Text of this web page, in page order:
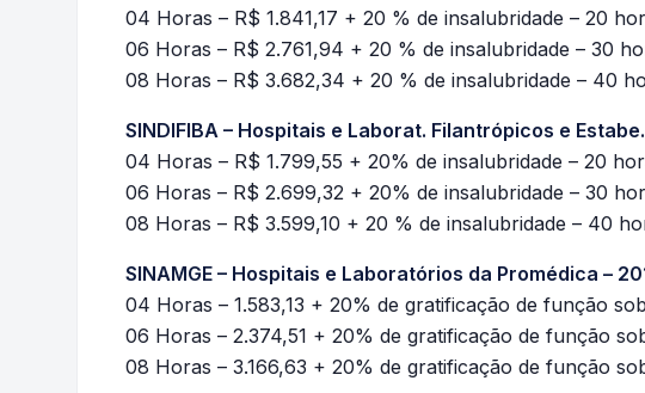
04 Horas – R$ 1.841,17 + 20 % de insalubridade – 20
06 Horas – R$ 2.761,94 + 20 % de insalubridade – 30
08 Horas – R$ 3.682,34 + 20 % de insalubridade – 40
SINDIFIBA – Hospitais e Laborat. Filantrópicos e
04 Horas – R$ 1.799,55 + 20% de insalubridade – 20
06 Horas – R$ 2.699,32 + 20% de insalubridade – 30
08 Horas – R$ 3.599,10 + 20 % de insalubridade – 40
SINAMGE – Hospitais e Laboratórios da Promédica –
04 Horas – 1.583,13 + 20% de gratificação de função
06 Horas – 2.374,51 + 20% de gratificação de função
08 Horas – 3.166,63 + 20% de gratificação de função